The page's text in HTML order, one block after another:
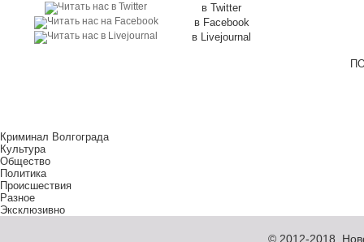
в Twitter
в Facebook
в Livejournal
Криминал Волгограда
Культура
Общество
Политика
Происшествия
Разное
Эксклюзивно
© 2012-2018.